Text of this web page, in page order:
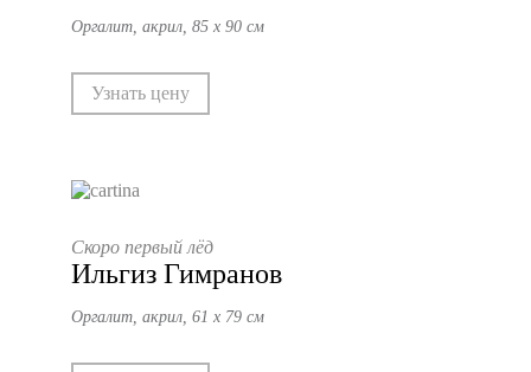
Оргалит, акрил, 85 х 90 см
Узнать цену
Скоро первый лёд
Ильгиз Гимранов
Оргалит, акрил, 61 х 79 см